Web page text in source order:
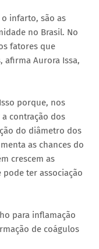
o infarto, são as
no Brasil. No
fatores que
afirma Aurora Issa,
porque, nos
contração dos
do diâmetro dos
as chances do
crescem as
ter associação
para inflamação
de coágulos